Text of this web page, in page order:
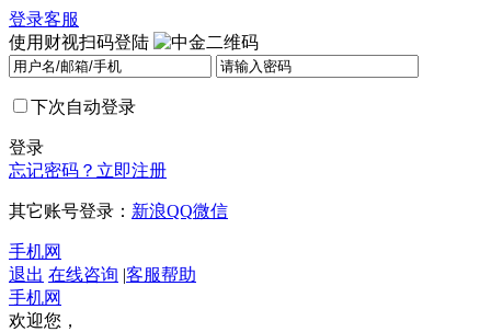
登录客服
使用财视扫码登陆
下次自动登录
登录
忘记密码？ 立即注册
其它账号登录： 新浪QQ微信
手机网
退出 在线咨询 |客服帮助
手机网
欢迎您，